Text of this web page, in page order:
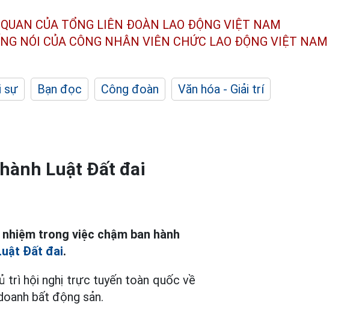
CỦA TỔNG LIÊN ĐOÀN LAO ĐỘNG VIỆT NAM
NÓI CỦA CÔNG NHÂN VIÊN CHỨC LAO ĐỘNG VIỆT NAM
sự Bạn đọc Công đoàn
Văn hóa - Giải trí
Luật Đất đai
trong việc chậm ban hành
Đất đai.
trì hội nghị trực tuyến toàn quốc về
bất động sản.